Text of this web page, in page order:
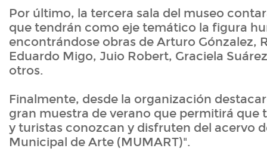
Por último, la tercera sala del museo
que tendrán como eje temático la figura
encontrándose obras de Arturo Gónzalez,
Eduardo Migo, Juio Robert, Graciela
otros.
Finalmente, desde la organización
gran muestra de verano que permitirá que
y turistas conozcan y disfruten del acervo
Municipal de Arte (MUMART)".